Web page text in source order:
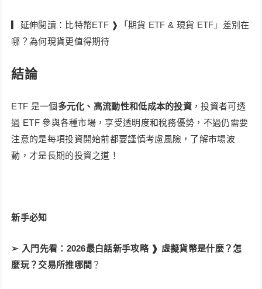
▎延伸閱讀：比特幣ETF ❱「期貨 ETF & 現貨 ETF」差別在
哪？為何現貨更值得期待
結論
ETF 是一個 多元化、高流動性和低成本的投資 ，投資者可透
過 ETF 參與各種市場，享受透明度和稅務優勢，不過仍需要
注意的是每項投資開始前都要謹慎考慮風險，了解市場波
動，才是長期的投資之道！
新手必知
➢ 入門先看： 2026最白話新手攻略 ❱ 虛擬貨幣是什麼？怎
麼玩？交易所推哪間 ？